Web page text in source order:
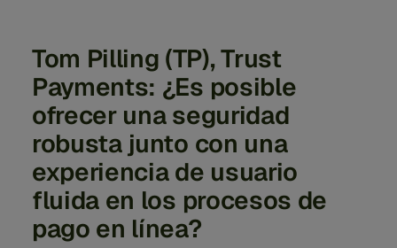
Tom Pilling (TP), Trust
Payments: ¿Es posible
ofrecer una seguridad
robusta junto con una
experiencia de usuario
fluida en los procesos de
pago en línea?